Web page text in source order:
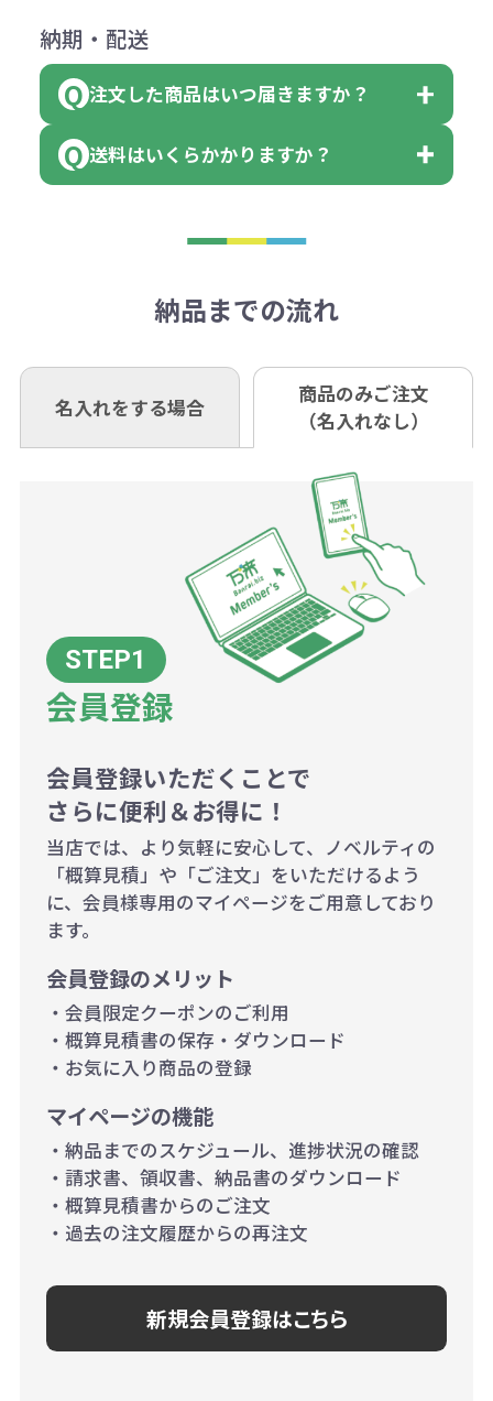
に必要な個数を入力ください。
※10個単位など購入できる単位が決
はまらない数を入力すると、アラー
アラートに従って数を調整してくだ
ください。
（商品の状態により、対応が変わる
※不良商品をご返却いただけない場
います。あらかじめご了承くださ
※不良商品は商品到着後7営業日以
お問合せ先
0120-979-907
AM10:00～PM5:00（土・日・祝日を
×色数
※例えば2色印刷の場合には、名入
れ費用が2倍、製版代が2倍必要で
す。
相談下さい。
なお、印刷代はボリュームディスカ
同じ版で多くの数量を印刷すると、1
個当たりの印刷代単価がお安くなり
一方、数量が少なく一定数に満たな
い場合は、単価計算ではなく、印刷
代の基本料金を一式頂戴する場合が
ございます。
ボリュームディスカウントの計算は
商品や印刷方法によって異なります
ので、予めご了承ください。
例：200個未満（1式：18,000円）
200個~499個の場合：42円（1個
当たり）
500個~999個の場合：35円（1個
1,000個以上：28円（1個当た
り）
領収書のダウンロード
詳しくはこちらはご確認ください。
領収書のダウンロード
下記口座にお願いします。
■三菱UFJ銀行
小田井支店（おたいしてん）
■ゆうちょ銀行（振替口座）
口座名 株式会社モノベーション
※振り込み手数料はお客さま負担と
なりますのでご注意ください。
納期・配送
注文した商品はいつ届きますか？
既製品の場合、ご入金確認後3営業
ご入金確認後約3週間となります。
定しているものもあります。
あれば、午前中までにご注文とご入
金いただければ翌日着でお送りする
お急ぎの場合、ご相談ください。最
大限努力いたします。
送料はいくらかかりますか？
き別途申し受けます。
も複数ヶ所への納品の場合、別途送
料頂戴する場合がございます。
詳細はこちらご確認ください。
納品までの流れ
名入れをする場合
商品のみご注文
（名入れなし）
会員登録
会員登録いただくことで
さらに便利＆お得に！
当店では、より気軽に安心して、ノベルティの
「概算見積」や「ご注文」をいただけるよう
に、会員様専用のマイページをご用意しており
ます。
会員登録のメリット
・会員限定クーポンのご利用
・概算見積書の保存・ダウンロード
・お気に入り商品の登録
マイページの機能
・納品までのスケジュール、進捗状況の確認
・請求書、領収書、納品書のダウンロード
・概算見積書からのご注文
・過去の注文履歴からの再注文
新規会員登録はこちら